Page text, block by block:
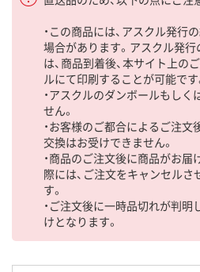
・この商品には、アスクル発行
場合があります。アスクル発
は、商品到着後、本サイト上の
ルにて印刷することが可能です
・アスクルのダンボールもし
せん。
・お客様のご都合によるご注文
交換はお受けできません。
・商品のご注文後に商品がお
際には、ご注文をキャンセル
す。
・ご注文後に一時品切れが判明
けとなります。